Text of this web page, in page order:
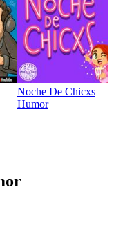
Noche De Chicxs
Humor